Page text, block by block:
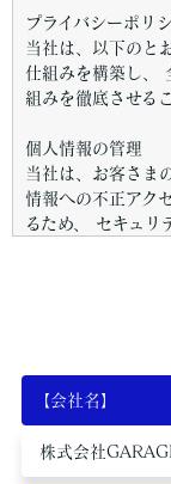
プライバシーポリ
当社は、以下のと
仕組みを構築し、
組みを徹底させる
個人情報の管理
当社は、お客さま
情報への不正アク
るため、 セキュリ
重な管理を行ない
のご案内やご質問
付に利用いたします
個人情報の第三者
当社は、お客さま
【会社名】
株式会社